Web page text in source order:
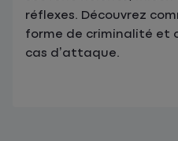
réflexes. Découvrez
forme de criminalité et
cas d’attaque.